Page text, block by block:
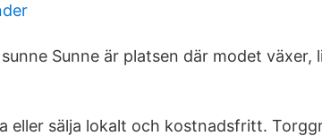
Sunne är platsen där modet
eller sälja lokalt och kostnadsfritt.